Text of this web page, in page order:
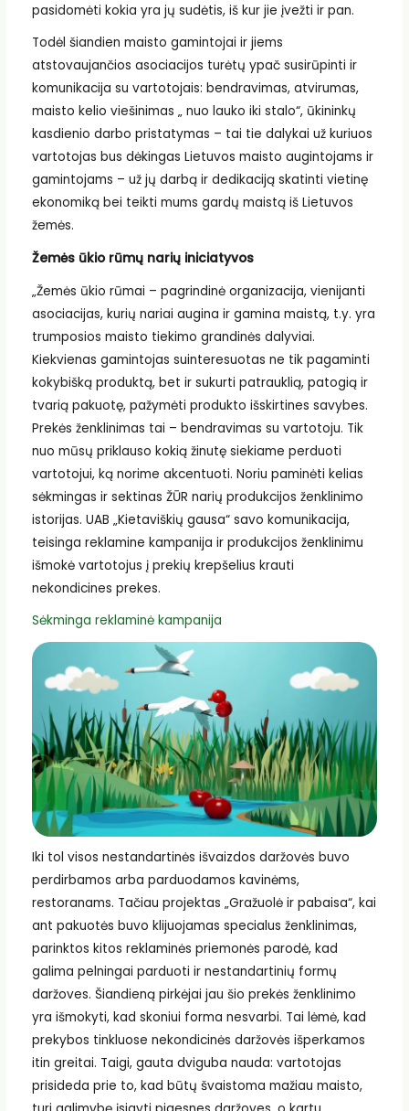
pasidomėti kokia yra jų sudėtis, iš kur jie įvežti ir pan.
Todėl šiandien maisto gamintojai ir jiems
atstovaujančios asociacijos turėtų ypač susirūpinti ir
komunikacija su vartotojais: bendravimas, atvirumas,
maisto kelio viešinimas „ nuo lauko iki stalo“, ūkininkų
kasdienio darbo pristatymas – tai tie dalykai už kuriuos
vartotojas bus dėkingas Lietuvos maisto augintojams ir
gamintojams – už jų darbą ir dedikaciją skatinti vietinę
ekonomiką bei teikti mums gardų maistą iš Lietuvos
žemės.
Žemės ūkio rūmų narių iniciatyvos
„Žemės ūkio rūmai – pagrindinė organizacija, vienijanti
asociacijas, kurių nariai augina ir gamina maistą, t.y. yra
trumposios maisto tiekimo grandinės dalyviai.
Kiekvienas gamintojas suinteresuotas ne tik pagaminti
kokybišką produktą, bet ir sukurti patrauklią, patogią ir
tvarią pakuotę, pažymėti produkto išskirtines savybes.
Prekės ženklinimas tai – bendravimas su vartotoju. Tik
nuo mūsų priklauso kokią žinutę siekiame perduoti
vartotojui, ką norime akcentuoti. Noriu paminėti kelias
sėkmingas ir sektinas ŽŪR narių produkcijos ženklinimo
istorijas. UAB „Kietaviškių gausa“ savo komunikacija,
teisinga reklamine kampanija ir produkcijos ženklinimu
išmokė vartotojus į prekių krepšelius krauti
nekondicines prekes.
Sėkminga reklaminė kampanija
Iki tol visos nestandartinės išvaizdos daržovės buvo
perdirbamos arba parduodamos kavinėms,
restoranams. Tačiau projektas „Gražuolė ir pabaisa“, kai
ant pakuotės buvo klijuojamas specialus ženklinimas,
parinktos kitos reklaminės priemonės parodė, kad
galima pelningai parduoti ir nestandartinių formų
daržoves. Šiandieną pirkėjai jau šio prekės ženklinimo
yra išmokyti, kad skoniui forma nesvarbi. Tai lėmė, kad
prekybos tinkluose nekondicinės daržovės išperkamos
itin greitai. Taigi, gauta dviguba nauda: vartotojas
prisideda prie to, kad būtų švaistoma mažiau maisto,